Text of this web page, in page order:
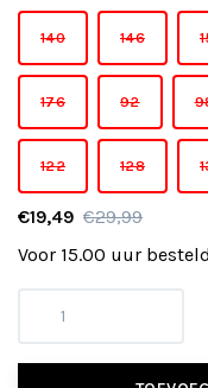
140 146
176 92
122 128
€19,49 €29,99
Voor 15.00 uur